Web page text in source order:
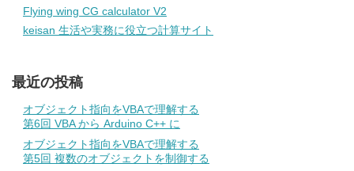
Flying wing CG calculator V2
keisan 生活や実務に役立つ計算サイト
最近の投稿
オブジェクト指向をVBAで理解する
第6回 VBA から Arduino C++ に
オブジェクト指向をVBAで理解する
第5回 複数のオブジェクトを制御する